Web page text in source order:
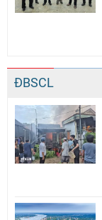
ĐBSCL